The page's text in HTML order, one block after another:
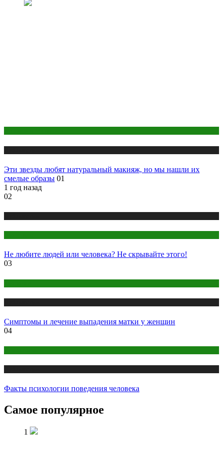
Эти звезды любят натуральный макияж, но мы нашли их
смелые образы 01
1 год назад
02
Не любите людей или человека? Не скрывайте этого!
03
Симптомы и лечение выпадения матки у женщин
04
Факты психологии поведения человека
Самое популярное
1